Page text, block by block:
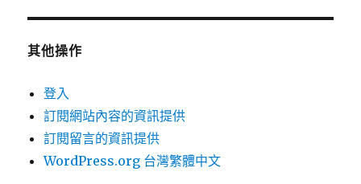
其他操作
登入
訂閱網站內容的資訊提供
訂閱留言的資訊提供
WordPress.org 台灣繁體中文